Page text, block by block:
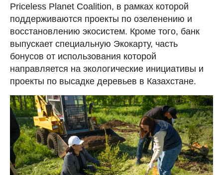
Priceless Planet Coalition, в рамках которой
поддерживаются проекты по озеленению и
восстановлению экосистем. Кроме того, банк
выпускает специальную Экокарту, часть
бонусов от использования которой
направляется на экологические инициативы и
проекты по высадке деревьев в Казахстане.